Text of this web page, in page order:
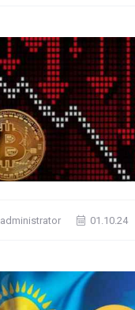
administrator 01.10.24